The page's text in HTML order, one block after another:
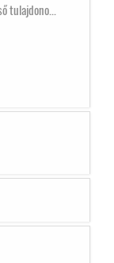
tulajdono...